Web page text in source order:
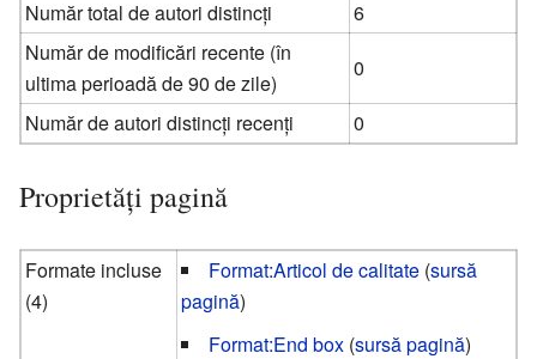
Număr total de autori distincți
6
Număr de modificări recente (în
ultima perioadă de 90 de zile)
0
Număr de autori distincți recenți
0
Proprietăți pagină
Formate incluse
(4)
Format:Articol de calitate (sursă
pagină)
Format:End box (sursă pagină)